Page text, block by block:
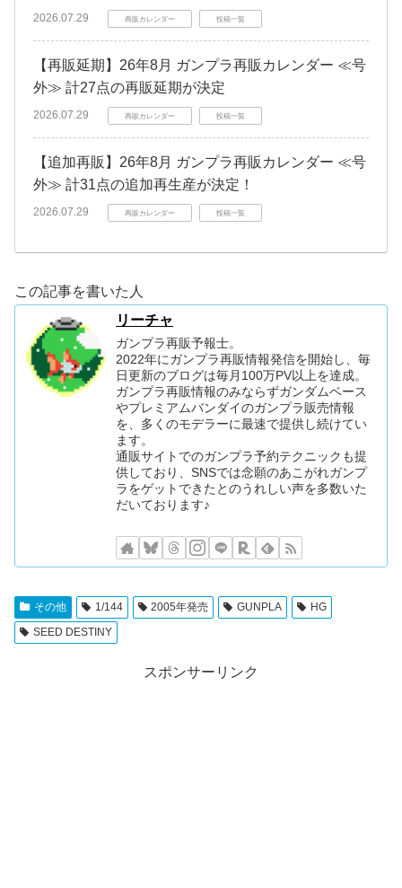
2026.07.29 再販カレンダー 投稿一覧
【再販延期】26年8月 ガンプラ再販カレンダー ≪号
外≫ 計27点の再販延期が決定
2026.07.29 再販カレンダー 投稿一覧
【追加再販】26年8月 ガンプラ再販カレンダー ≪号
外≫ 計31点の追加再生産が決定！
2026.07.29 再販カレンダー 投稿一覧
この記事を書いた人
リーチャ
ガンプラ再販予報士。
2022年にガンプラ再販情報発信を開始し、毎
日更新のブログは毎月100万PV以上を達成。
ガンプラ再販情報のみならずガンダムベース
やプレミアムバンダイのガンプラ販売情報
を、多くのモデラーに最速で提供し続けてい
ます。
通販サイトでのガンプラ予約テクニックも提
供しており、SNSでは念願のあこがれガンプ
ラをゲットできたとのうれしい声を多数いた
だいております♪
その他 1/144 2005年発売 GUNPLA
HG
SEED DESTINY
スポンサーリンク